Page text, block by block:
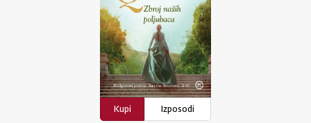
Kupi
Izposodi